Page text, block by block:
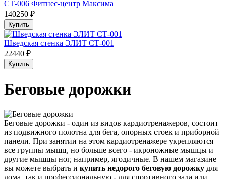
СТ-006 Фитнес-центр Максима
140250 ₽
Купить
Шведская стенка ЭЛИТ СТ-001
22440 ₽
Купить
Беговые дорожки
Беговые дорожки - один из видов кардиотренажеров, состоит
из подвижного полотна для бега, опорных стоек и приборной
панели. При занятии на этом кардиотренажере укрепляются
все группы мышц, но больше всего - икроножные мышцы и
другие мышцы ног, например, ягодичные. В нашем магазине
вы можете выбрать и купить недорого беговую дорожку для
дома, так и профессиональную - для спортивного зала или